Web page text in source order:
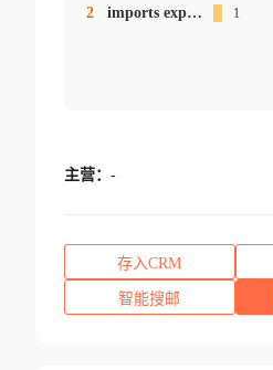
2 imports exp autocraft 1
主营： -
存入CRM
智能搜邮